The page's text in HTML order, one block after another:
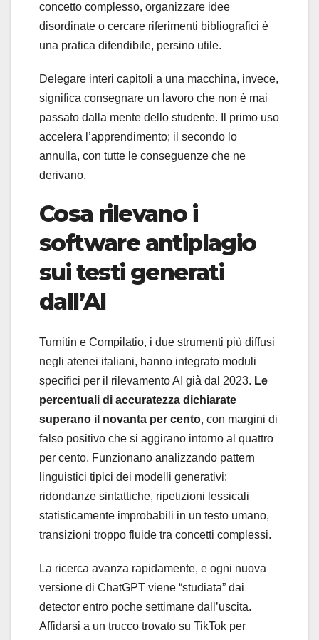
concetto complesso, organizzare idee
disordinate o cercare riferimenti bibliografici è
una pratica difendibile, persino utile.
Delegare interi capitoli a una macchina, invece,
significa consegnare un lavoro che non è mai
passato dalla mente dello studente. Il primo uso
accelera l’apprendimento; il secondo lo
annulla, con tutte le conseguenze che ne
derivano.
Cosa rilevano i
software antiplagio
sui testi generati
dall’AI
Turnitin e Compilatio, i due strumenti più diffusi
negli atenei italiani, hanno integrato moduli
specifici per il rilevamento AI già dal 2023. Le
percentuali di accuratezza dichiarate
superano il novanta per cento, con margini di
falso positivo che si aggirano intorno al quattro
per cento. Funzionano analizzando pattern
linguistici tipici dei modelli generativi:
ridondanze sintattiche, ripetizioni lessicali
statisticamente improbabili in un testo umano,
transizioni troppo fluide tra concetti complessi.
La ricerca avanza rapidamente, e ogni nuova
versione di ChatGPT viene “studiata” dai
detector entro poche settimane dall’uscita.
Affidarsi a un trucco trovato su TikTok per